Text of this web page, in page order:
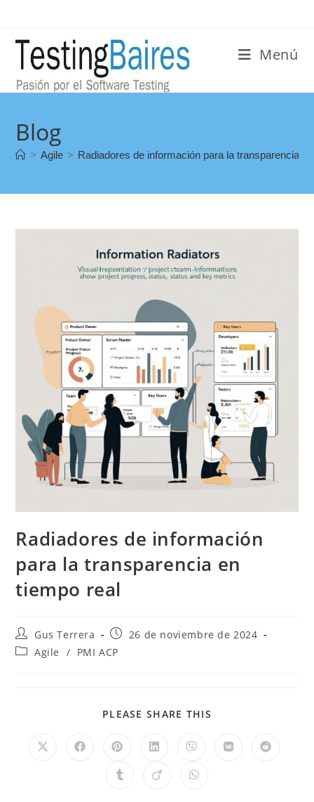
Menú
Blog
> Agile > Radiadores de información para la transparencia
Radiadores de información
para la transparencia en
tiempo real
Gus Terrera
26 de noviembre de 2024
Agile
/ PMI ACP
PLEASE SHARE THIS